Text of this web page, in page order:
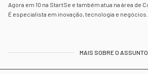
Agora em 10 na StartSe e também atua na área de
É especialista em inovação, tecnologia e negócios.
MAIS SOBRE O ASSUNTO